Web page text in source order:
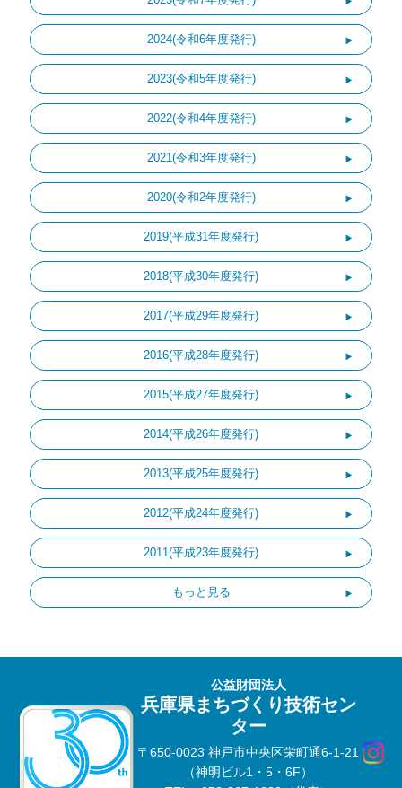
2024(令和6年度発行)
2023(令和5年度発行)
2022(令和4年度発行)
2021(令和3年度発行)
2020(令和2年度発行)
2019(平成31年度発行)
2018(平成30年度発行)
2017(平成29年度発行)
2016(平成28年度発行)
2015(平成27年度発行)
2014(平成26年度発行)
2013(平成25年度発行)
2012(平成24年度発行)
2011(平成23年度発行)
もっと見る
公益財団法人
兵庫県まちづくり技術セン
ター
〒650-0023 神戸市中央区栄町通6-1-21
（神明ビル1・5・6F）